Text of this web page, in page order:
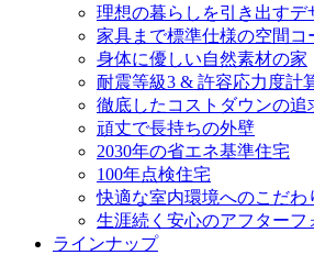
理想の暮らしを引き出すデ
家具まで標準仕様の空間コ
身体に優しい自然素材の家
耐震等級3 & 許容応力度計
徹底したコストダウンの追
頑丈で長持ちの外壁
2030年の省エネ基準住宅
100年点検住宅
快適な室内環境へのこだわ
生涯続く安心のアフターフ
ラインナップ